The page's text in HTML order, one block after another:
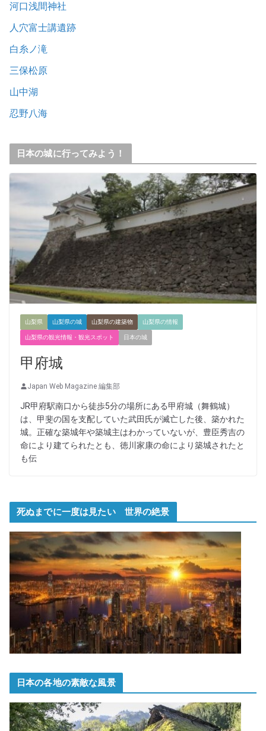
河口浅間神社
人穴富士講遺跡
白糸ノ滝
三保松原
山中湖
忍野八海
日本の城に行ってみよう！
山梨県 山梨県の城 山梨県の建築物 山梨県の情報
山梨県の観光情報・観光スポット 日本の城
甲府城
Japan Web Magazine 編集部
JR甲府駅南口から徒歩5分の場所にある甲府城（舞鶴城）
は、甲斐の国を支配していた武田氏が滅亡した後、築かれた
城。正確な築城年や築城主はわかっていないが、豊臣秀吉の
命により建てられたとも、徳川家康の命により築城されたと
も伝
死ぬまでに一度は見たい 世界の絶景
日本の各地の素敵な風景